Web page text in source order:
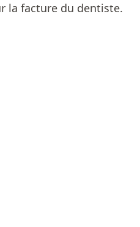
la facture du dentiste.